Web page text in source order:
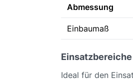
Abmessung
Einbaumaß
Ideal für den